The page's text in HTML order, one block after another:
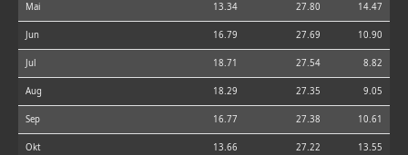
Mai 13.34 27.80 14.47
Jun 16.79 27.69 10.90
Jul 18.71 27.54 8.82
Aug 18.29 27.35 9.05
Sep 16.77 27.38 10.61
Okt 13.66 27.22 13.55